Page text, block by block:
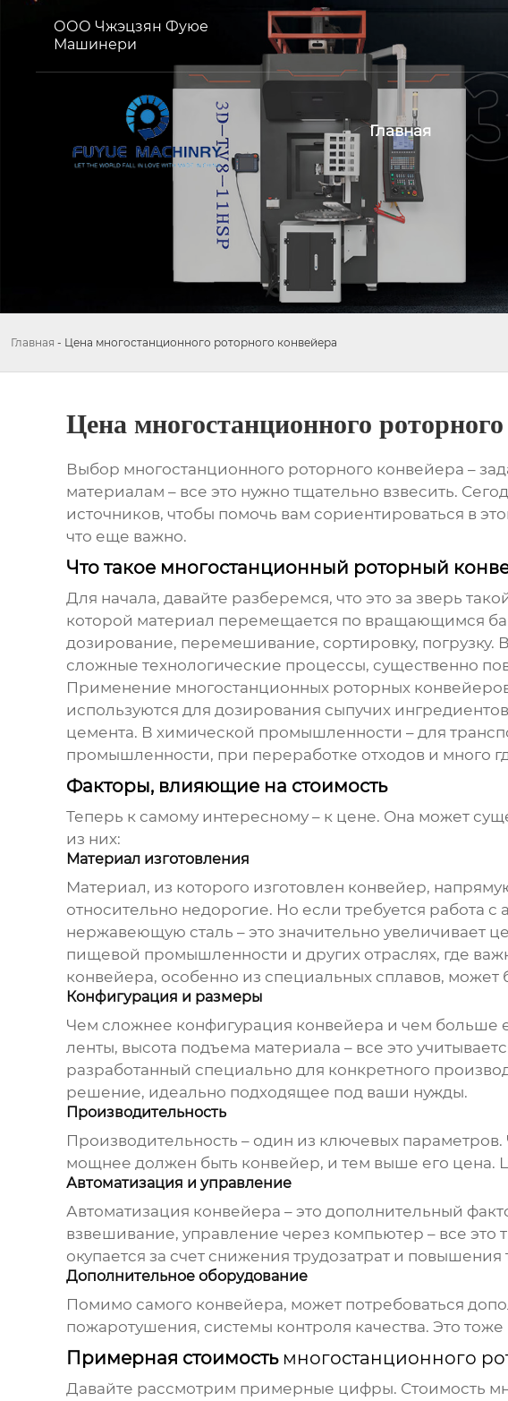
ООО Чжэцзян Фуюе
Машинери
Главная
Главная - Цена многостанционного роторного конвейера
Цена многостанционного
Выбор многостанционного роторного конвейера –
материалам – все это нужно тщательно взвесить.
источников, чтобы помочь вам сориентироваться в
что еще важно.
Что такое многостанционный роторный
Для начала, давайте разберемся, что это за зверь
которой материал перемещается по вращающимся
дозирование, перемешивание, сортировку, погрузку.
сложные технологические процессы, существенно
Применение многостанционных роторных
используются для дозирования сыпучих
цемента. В химической промышленности – для
промышленности, при переработке отходов и много
Факторы, влияющие на стоимость
Теперь к самому интересному – к цене. Она может
из них:
Материал изготовления
Материал, из которого изготовлен конвейер,
относительно недорогие. Но если требуется работа
нержавеющую сталь – это значительно увеличивает
пищевой промышленности и других отраслях, где
конвейера, особенно из специальных сплавов, может
Конфигурация и размеры
Чем сложнее конфигурация конвейера и чем больше
ленты, высота подъема материала – все это
разработанный специально для конкретного
решение, идеально подходящее под ваши нужды.
Производительность
Производительность – один из ключевых
мощнее должен быть конвейер, и тем выше его цена.
Автоматизация и управление
Автоматизация конвейера – это дополнительный
взвешивание, управление через компьютер – все это
окупается за счет снижения трудозатрат и повышения
Дополнительное оборудование
Помимо самого конвейера, может потребоваться
пожаротушения, системы контроля качества. Это
Примерная стоимость многостанционного
Давайте рассмотрим примерные цифры. Стоимость